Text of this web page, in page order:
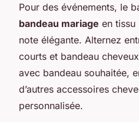
Pour des événements, le
bandeau mariage en tissu
note élégante. Alternez
courts et bandeau
avec bandeau souhaitée,
d’autres accessoires
personnalisée.